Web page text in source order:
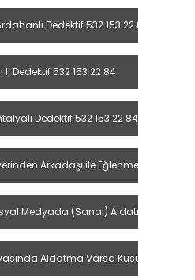
Dedektif 532 153 22 84
lı Dedektif 532 153 22 84
Dedektif 532 153 22 84
Arkadaşı ile Eğlenmeye Gitmesi
Medyada (Sanal) Aldatma
Aldatma Varsa Kusur Mudur?